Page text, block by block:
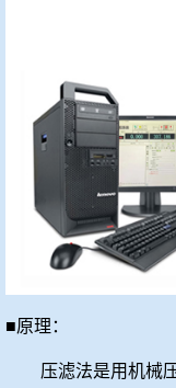
■原理：
压滤法是用机械